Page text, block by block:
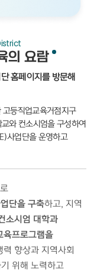
의 요람
홈페이지를 방문해
등직업교육거점지구
와 컨소시엄을 구성하여
사업단을 운영하고
단을 구축하고, 지역
소시엄 대학과
육프로그램을
향상과 지역사회
위해 노력하고